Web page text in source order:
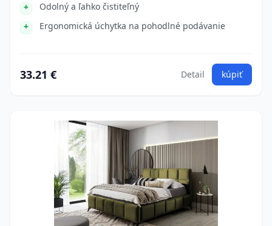
Odolný a ľahko čistiteľný
Ergonomická úchytka na pohodlné podávanie
33.21 € Detail kúpiť